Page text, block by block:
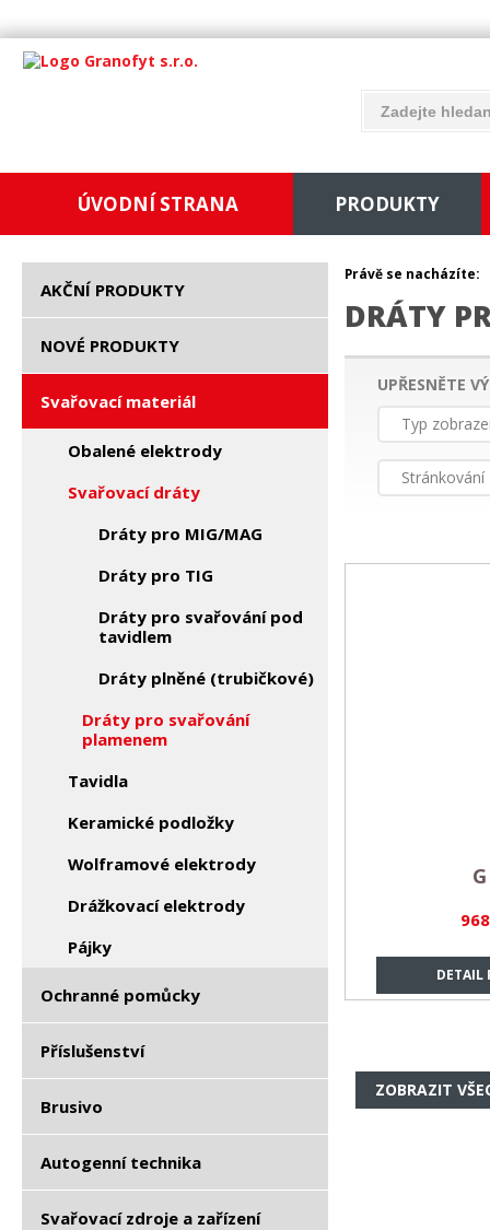
ÚVODNÍ STRANA PRODUKTY
AKČNÍ PRODUKTY
NOVÉ PRODUKTY
Svařovací materiál
Obalené elektrody
Svařovací dráty
Dráty pro MIG/MAG
Dráty pro TIG
Dráty pro svařování pod
tavidlem
Dráty plněné (trubičkové)
Dráty pro svařování
plamenem
Tavidla
Keramické podložky
Wolframové elektrody
Drážkovací elektrody
Pájky
Ochranné pomůcky
Příslušenství
Brusivo
Autogenní technika
Svařovací zdroje a zařízení
Právě se nacházíte:
DRÁTY
UPŘESNĚTE
Typ
Stránkování
DETAIL
ZOBRAZIT